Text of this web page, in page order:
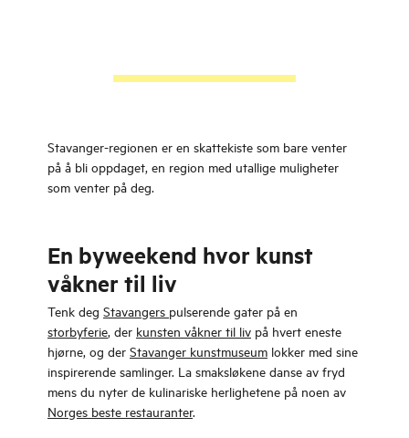
Stavanger-regionen er en skattekiste som bare venter
på å bli oppdaget, en region med utallige muligheter
som venter på deg.
En byweekend hvor kunst
våkner til liv
Tenk deg Stavangers pulserende gater på en
storbyferie, der kunsten våkner til liv på hvert eneste
hjørne, og der Stavanger kunstmuseum lokker med sine
inspirerende samlinger. La smaksløkene danse av fryd
mens du nyter de kulinariske herlighetene på noen av
Norges beste restauranter.